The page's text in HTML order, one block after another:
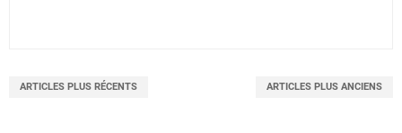
ARTICLES PLUS RÉCENTS ARTICLES PLUS ANCIENS